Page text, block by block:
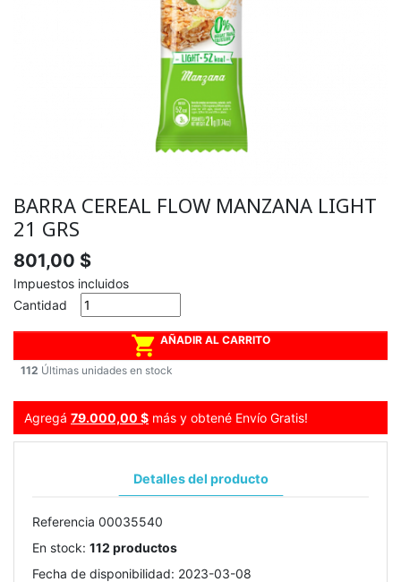
BARRA CEREAL FLOW MANZANA LIGHT
21 GRS
801,00 $
Impuestos incluidos
Cantidad
 AÑADIR AL CARRITO
112 Últimas unidades en stock
Agregá 79.000,00 $ más y obtené Envío Gratis!
Detalles del producto
Referencia 00035540
En stock: 112 productos
Fecha de disponibilidad: 2023-03-08